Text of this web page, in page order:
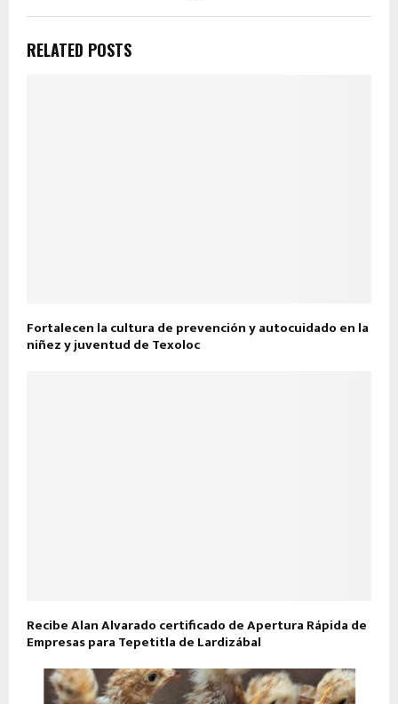
RELATED POSTS
Fortalecen la cultura de prevención y autocuidado en la
niñez y juventud de Texoloc
Recibe Alan Alvarado certificado de Apertura Rápida de
Empresas para Tepetitla de Lardizábal